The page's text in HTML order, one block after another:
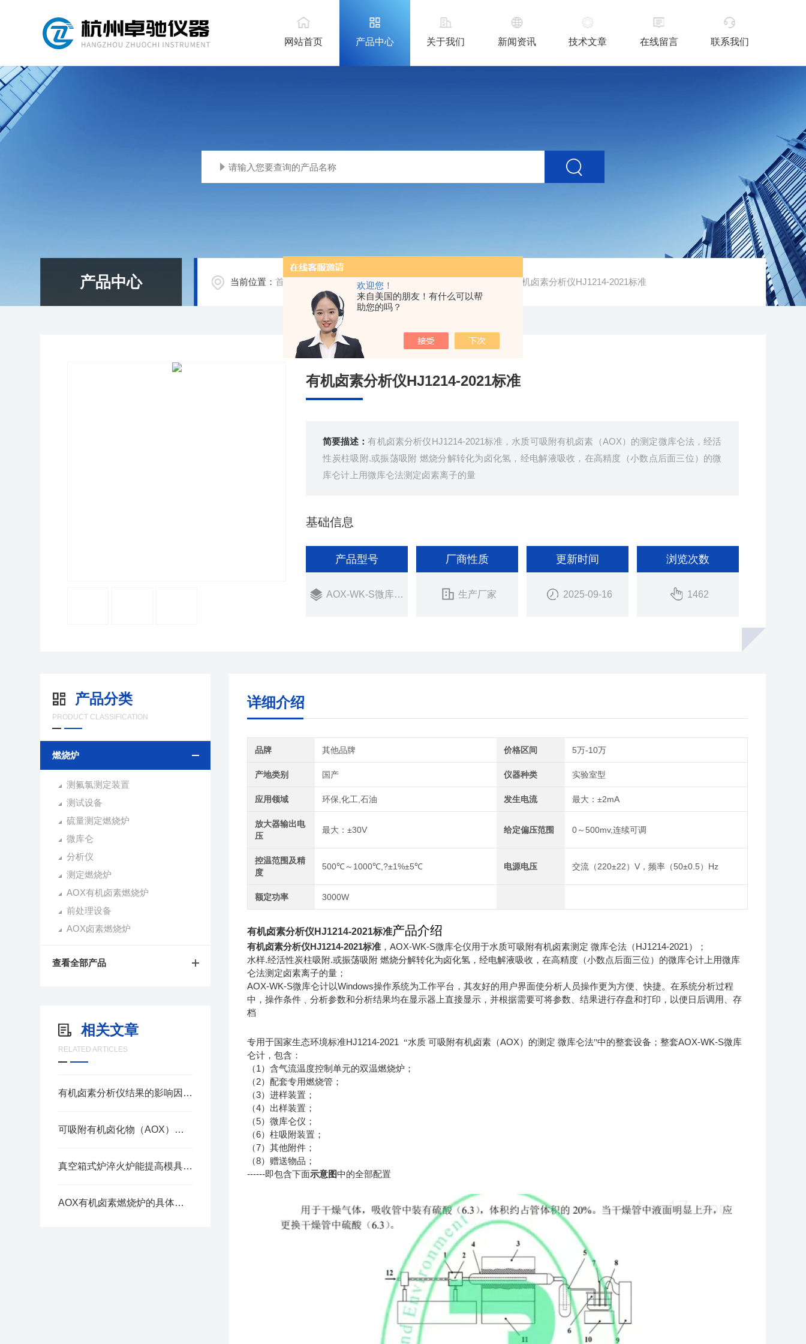
欢迎您！
来自美国的朋友！有什么可以帮
助您的吗？
网站首页 产品中心 关于我们 新闻资讯 技术文章 在线留言 联系我们
产品中心 当前位置：首页 燃烧炉/ / AOX-WK-S微库仑计有机卤素分析仪HJ1214-2021标准
有机卤素分析仪HJ1214-2021标准
简要描述：有机卤素分析仪HJ1214-2021标准，水质可吸附有机卤素（AOX）的测定微库仑法，经活
性炭柱吸附.或振荡吸附 燃烧分解转化为卤化氢，经电解液吸收，在高精度（小数点后面三位）的微
库仑计上用微库仑法测定卤素离子的量
基础信息
产品型号
AOX-WK-S微库仑计
厂商性质
生产厂家
更新时间
2025-09-16
浏览次数
1462
产品分类
PRODUCT CLASSIFICATION
燃烧炉
测氟氯测定装置
测试设备
硫量测定燃烧炉
微库仑
分析仪
测定燃烧炉
AOX有机卤素燃烧炉
前处理设备
AOX卤素燃烧炉
查看全部产品
相关文章
RELATED ARTICLES
有机卤素分析仪结果的影响因素有几点
可吸附有机卤化物（AOX）分析仪 杭州卓驰仪器生产厂家
真空箱式炉淬火炉能提高模具的耐磨性和使用寿命
AOX有机卤素燃烧炉的具体操作步骤介绍
详细介绍
品牌 其他品牌 价格区间 5万-10万
产地类别 国产 仪器种类 实验室型
应用领域 环保,化工,石油 发生电流 最大：±2mA
放大器输出电
压
最大：±30V 给定偏压范围 0～500mv,连续可调
控温范围及精
度
500℃～1000℃,?±1%±5℃ 电源电压 交流（220±22）V，频率（50±0.5）Hz
额定功率 3000W
有机卤素分析仪HJ1214-2021标准产品介绍
有机卤素分析仪HJ1214-2021标准， AOX-WK-S微库仑仪用于水质可吸附有机卤素测定 微库仑法（HJ1214-2021）；
水样.经活性炭柱吸附.或振荡吸附 燃烧分解转化为卤化氢，经电解液吸收，在高精度（小数点后面三位）的微库仑计上用微库
仑法测定卤素离子的量；
AOX-WK-S微库仑计以Windows操作系统为工作平台，其友好的用户界面使分析人员操作更为方便、快捷。在系统分析过程
中，操作条件﹑分析参数和分析结果均在显示器上直接显示，并根据需要可将参数、结果进行存盘和打印，以便日后调用、存
档
专用于国家生态环境标准HJ1214-2021 “水质 可吸附有机卤素（AOX）的测定 微库仑法"中的整套设备；整套AOX-WK-S微库
仑计，包含：
（1）含气流温度控制单元的双温燃烧炉；
（2）配套专用燃烧管；
（3）进样装置；
（4）出样装置；
（5）微库仑仪；
（6）柱吸附装置；
（7）其他附件；
（8）赠送物品；
------即包含下面示意图中的全部配置